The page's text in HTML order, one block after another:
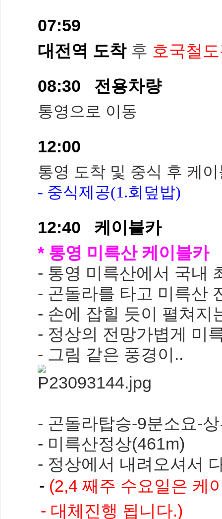
07:59
대전역 도착 후 호국철
08:30 전용차량
통영으로 이동
12:00
통영 도착 및 중식 후 케
- 중식제공(1.회덮밥)
12:40 케이블카
* 통영 미륵산 케이블카
- 통영 미륵산에서 국내
- 곤돌라를 타고 미륵산
- 손에 잡힐 듯이 펼쳐지
- 정상의 전망가볍게 미
- 그림 같은 풍경이..
- 곤돌라탑승-9분소요-
- 미륵산정상(461m)
- 정상에서 내려오셔서
- (2,4 째주 수요일은 케
- 대체진행 됩니다.)